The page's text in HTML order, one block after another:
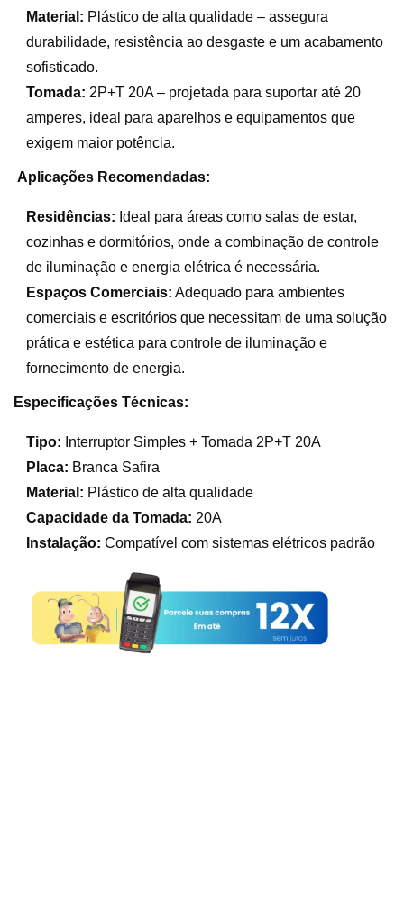
Material: Plástico de alta qualidade – assegura
durabilidade, resistência ao desgaste e um acabamento
sofisticado.
Tomada: 2P+T 20A – projetada para suportar até 20
amperes, ideal para aparelhos e equipamentos que
exigem maior potência.
Aplicações Recomendadas:
Residências: Ideal para áreas como salas de estar,
cozinhas e dormitórios, onde a combinação de controle
de iluminação e energia elétrica é necessária.
Espaços Comerciais: Adequado para ambientes
comerciais e escritórios que necessitam de uma solução
prática e estética para controle de iluminação e
fornecimento de energia.
Especificações Técnicas:
Tipo: Interruptor Simples + Tomada 2P+T 20A
Placa: Branca Safira
Material: Plástico de alta qualidade
Capacidade da Tomada: 20A
Instalação: Compatível com sistemas elétricos padrão